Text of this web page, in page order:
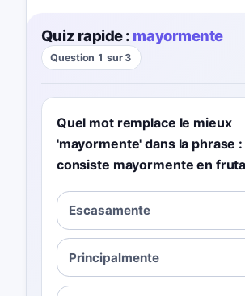
Quiz rapide : mayormente
Question 1 sur 3
Quel mot remplace le mieux
'mayormente' dans la phrase :
consiste mayormente en
Escasamente
Principalmente